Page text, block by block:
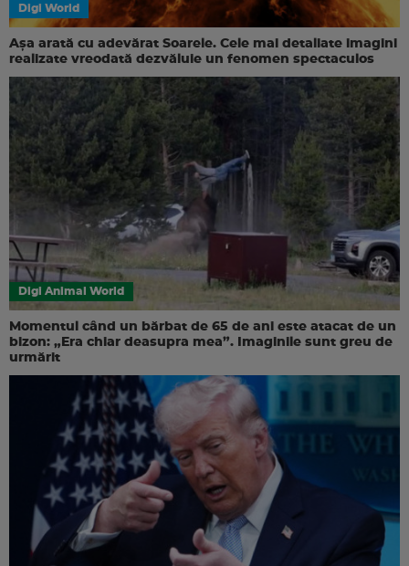
Digi World
Așa arată cu adevărat Soarele. Cele mai detaliate imagini
realizate vreodată dezvăluie un fenomen spectaculos
Digi Animal World
Momentul când un bărbat de 65 de ani este atacat de un
bizon: „Era chiar deasupra mea”. Imaginile sunt greu de
urmărit